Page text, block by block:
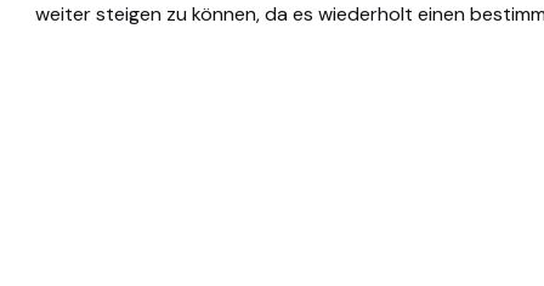
weiter steigen zu können, da es wiederholt einen